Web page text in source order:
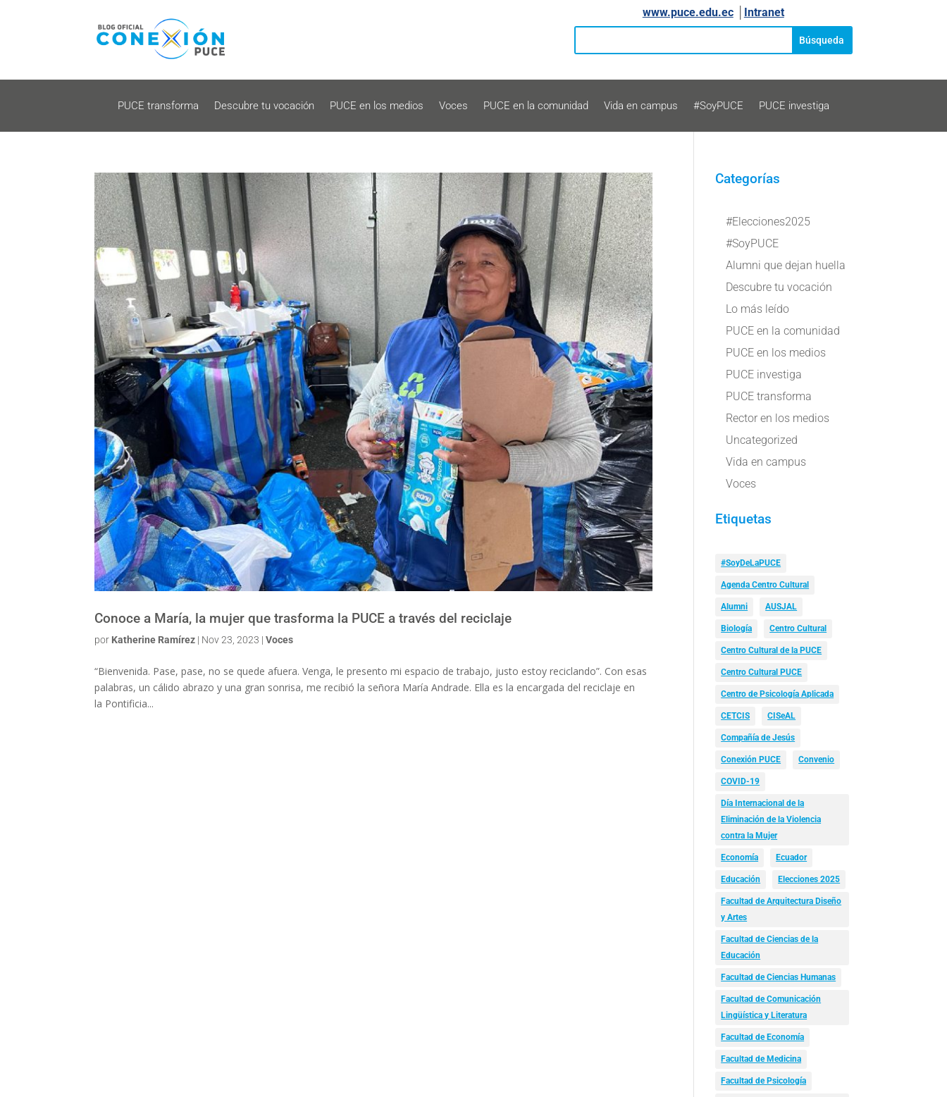
www.puce.edu.ec│ Intranet
PUCE transforma Descubre tu vocación PUCE en los medios Voces PUCE en la comunidad Vida en campus #SoyPUCE PUCE investiga
Conoce a María, la mujer que trasforma la PUCE a través del reciclaje
por Katherine Ramírez | Nov 23, 2023 |Voces
“Bienvenida. Pase, pase, no se quede afuera. Venga, le presento mi espacio de trabajo, justo estoy reciclando”. Con esas
palabras, un cálido abrazo y una gran sonrisa, me recibió la señora María Andrade. Ella es la encargada del reciclaje en
la Pontificia...
Categorías
#Elecciones2025
#SoyPUCE
Alumni que dejan huella
Descubre tu vocación
Lo más leído
PUCE en la comunidad
PUCE en los medios
PUCE investiga
PUCE transforma
Rector en los medios
Uncategorized
Vida en campus
Voces
Etiquetas
#SoyDeLaPUCE
Agenda Centro Cultural
Alumni AUSJAL
Biología Centro Cultural
Centro Cultural de la PUCE
Centro Cultural PUCE
Centro de Psicología Aplicada
CETCIS CISeAL
Compañía de Jesús
Conexión PUCE Convenio
COVID-19
Día Internacional de la
Eliminación de la Violencia
contra la Mujer
Economía Ecuador
Educación Elecciones 2025
Facultad de Arquitectura Diseño
y Artes
Facultad de Ciencias de la
Educación
Facultad de Ciencias Humanas
Facultad de Comunicación
Lingüística y Literatura
Facultad de Economía
Facultad de Medicina
Facultad de Psicología